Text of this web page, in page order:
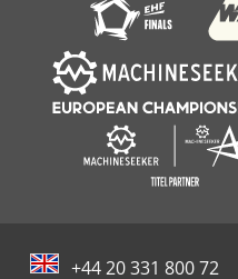
+44 20 331 800 72